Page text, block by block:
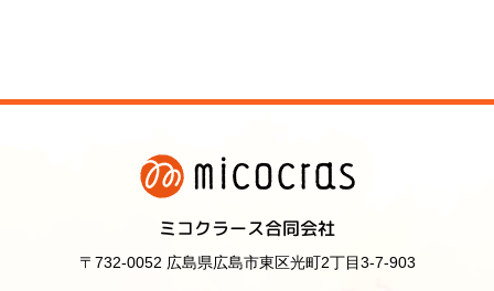
ミコクラース合同会社
〒732-0052 広島県広島市東区光町2丁目3-7-903